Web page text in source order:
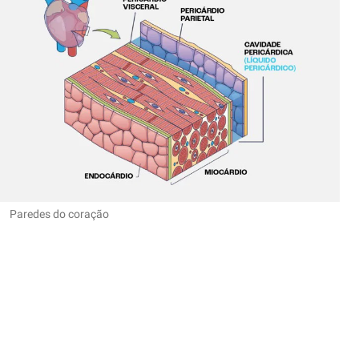
Paredes do coração